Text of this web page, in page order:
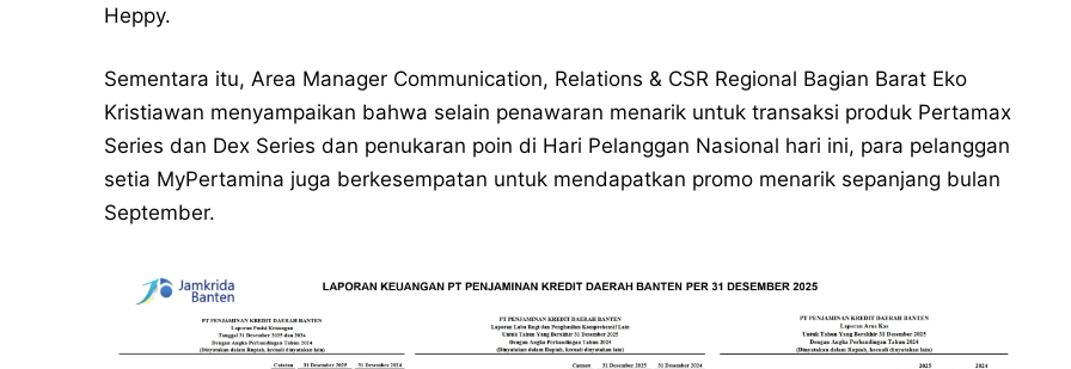
Heppy.
Sementara itu, Area Manager Communication, Relations & CSR Regional Bagian Barat Eko
Kristiawan menyampaikan bahwa selain penawaran menarik untuk transaksi produk Pertamax
Series dan Dex Series dan penukaran poin di Hari Pelanggan Nasional hari ini, para pelanggan
setia MyPertamina juga berkesempatan untuk mendapatkan promo menarik sepanjang bulan
September.